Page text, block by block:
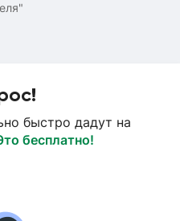
быстро дадут на
бесплатно!